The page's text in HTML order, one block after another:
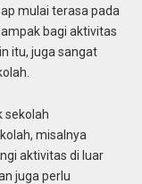
mulai terasa pada
bagi aktivitas
itu, juga sangat
sekolah
misalnya
aktivitas di luar
juga perlu